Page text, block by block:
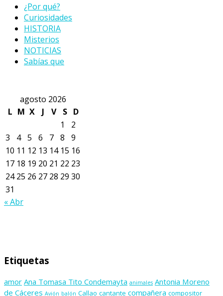
¿Por qué?
Curiosidades
HISTORIA
Misterios
NOTICIAS
Sabías que
agosto 2026
L M X J V S
D
1
2
3
4 5 6 7 8
9
10 11 12 13 14 15 16
17 18 19 20 21 22 23
24 25 26 27 28 29 30
31
« Abr
Etiquetas
amor Ana Tomasa Tito Condemayta animales Antonia Moreno
de Cáceres Avión balón Callao cantante compañera compositor